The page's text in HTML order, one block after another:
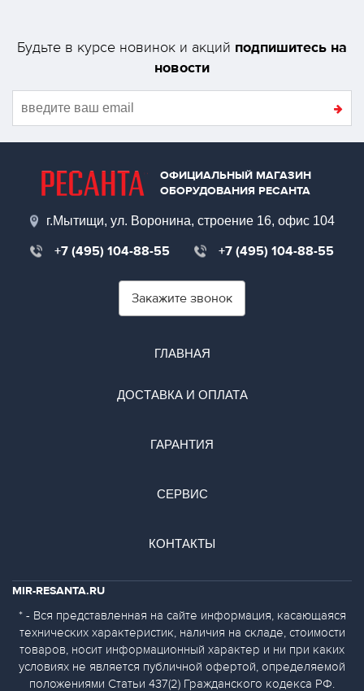
Будьте в курсе новинок и акций подпишитесь на
новости
ОФИЦИАЛЬНЫЙ МАГАЗИН
ОБОРУДОВАНИЯ РЕСАНТА
г.Мытищи, ул. Воронина, строение 16, офис 104
+7 (495) 104-88-55 +7 (495) 104-88-55
Закажите звонок
ГЛАВНАЯ
ДОСТАВКА И ОПЛАТА
ГАРАНТИЯ
СЕРВИС
КОНТАКТЫ
MIR-RESANTA.RU
* - Вся представленная на сайте информация, касающаяся
технических характеристик, наличия на складе, стоимости
товаров, носит информационный характер и ни при каких
условиях не является публичной офертой, определяемой
положениями Статьи 437(2) Гражданского кодекса РФ.